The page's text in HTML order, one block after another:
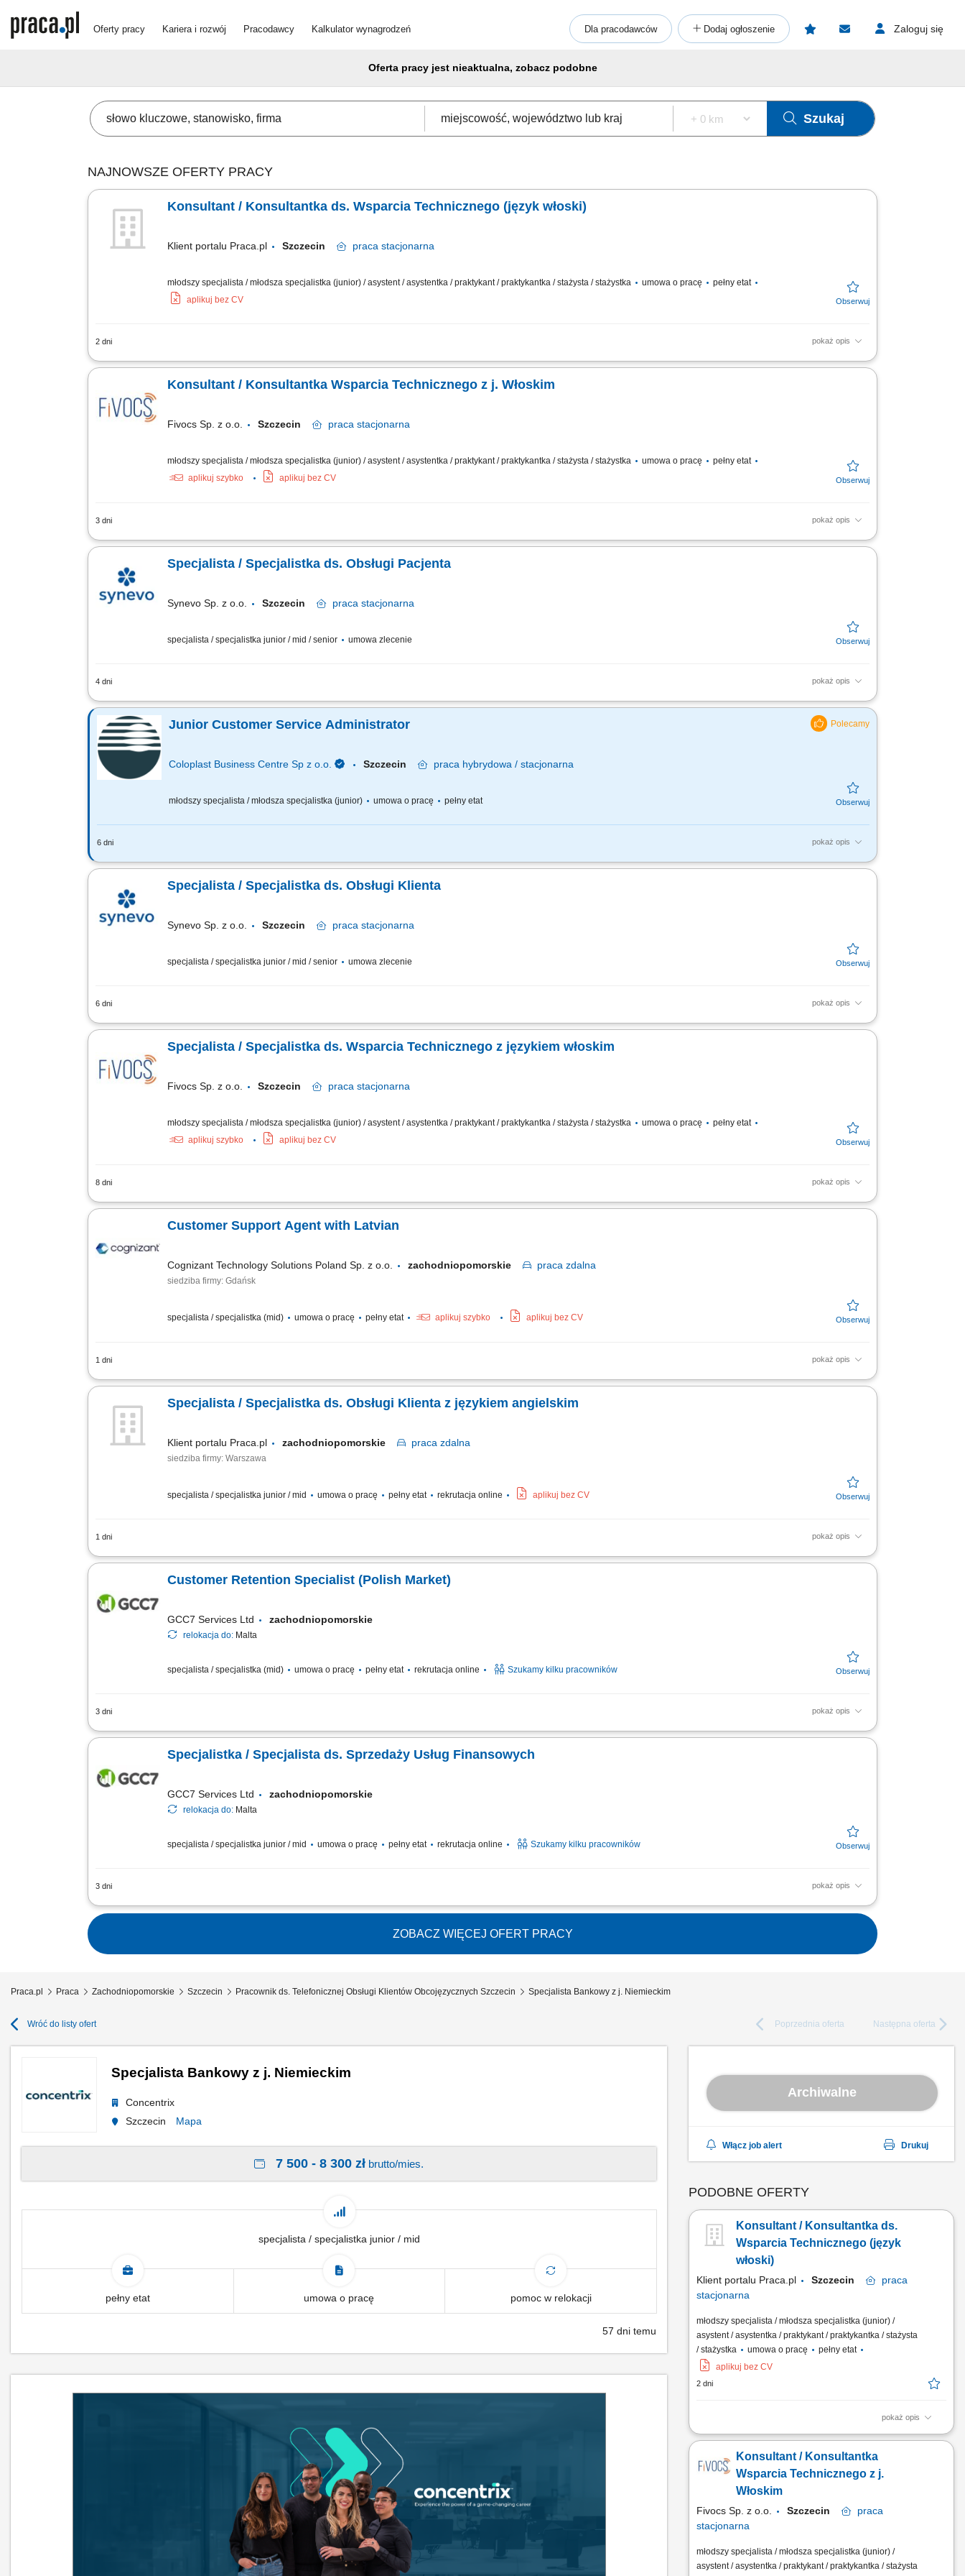
Oferty pracy Kariera i rozwój Pracodawcy Kalkulator wynagrodzeń Dla pracodawców Dodaj ogłoszenie Zaloguj się
Oferta pracy jest nieaktualna, zobacz podobne
Szukaj
NAJNOWSZE OFERTY PRACY
Konsultant / Konsultantka ds. Wsparcia Technicznego (język włoski)
Klient portalu Praca.pl Szczecin praca stacjonarna
młodszy specjalista / młodsza specjalistka (junior) / asystent / asystentka / praktykant / praktykantka / stażysta / stażystka umowa o pracę
pełny etat
aplikuj bez CV
2 dni pokaż opis
obsługa zgłoszeń technicznych klientów włoskojęzycznych poprzez telefon, e-mail i chat, diagnozowanie usterek oraz udzielanie skutecznych rozwiązań, prowadzenie
Konsultant / Konsultantka Wsparcia Technicznego z j. Włoskim
Fivocs Sp. z o.o. Szczecin praca stacjonarna
młodszy specjalista / młodsza specjalistka (junior) / asystent / asystentka / praktykant / praktykantka / stażysta / stażystka umowa o pracę
pełny etat
aplikuj szybko
aplikuj bez CV
3 dni pokaż opis
Opis stanowiska Udzielanie profesjonalnego wsparcia technicznego klientom w języku włoskim (telefon, e-mail, chat). Diagnozowanie i rozwiązywanie zgłaszanych
Specjalista / Specjalistka ds. Obsługi Pacjenta
Synevo Sp. z o.o. Szczecin praca stacjonarna
specjalista / specjalistka junior / mid / senior umowa zlecenie
4 dni pokaż opis
Opis stanowiska: zapewnianie profesjonalnej obsługi Pacjentów odwiedzających Punkt Pobrań udzielanie informacji o dostępnych usługach oraz aktualnych akcjach
Junior Customer Service Administrator
Coloplast Business Centre Sp z o.o. Szczecin praca hybrydowa / stacjonarna
młodszy specjalista / młodsza specjalistka (junior) umowa o pracę pełny etat
6 dni pokaż opis
Coloplast develops products and services that make life easier for people with very personal and private medical conditions. In Szczecin we are Business Centre
Specjalista / Specjalistka ds. Obsługi Klienta
Synevo Sp. z o.o. Szczecin praca stacjonarna
specjalista / specjalistka junior / mid / senior umowa zlecenie
6 dni pokaż opis
Opis stanowiska: Obsługa Pacjentów odwiedzających Punkt Pobrań; Aktywna sprzedaż produktów dodatkowych zgodnie z aktualną ofertą; Informowanie Pacjentów o
Specjalista / Specjalistka ds. Wsparcia Technicznego z językiem włoskim
Fivocs Sp. z o.o. Szczecin praca stacjonarna
młodszy specjalista / młodsza specjalistka (junior) / asystent / asystentka / praktykant / praktykantka / stażysta / stażystka umowa o pracę
pełny etat
aplikuj szybko
aplikuj bez CV
8 dni pokaż opis
Opis stanowiska Zapewnianie wsparcia technicznego klientom w języku włoskim za pośrednictwem telefonu, poczty elektronicznej oraz czatu. Analiza zgłoszeń i
Customer Support Agent with Latvian
Cognizant Technology Solutions Poland Sp. z o.o. zachodniopomorskie praca zdalna
siedziba firmy: Gdańsk
specjalista / specjalistka (mid) umowa o pracę pełny etat aplikuj szybko aplikuj bez CV
1 dni pokaż opis
What we do We are dedicated to helping the world's leading companies build stronger businesses — helping them go from doing digital to being digital. Cognizant
Specjalista / Specjalistka ds. Obsługi Klienta z językiem angielskim
Klient portalu Praca.pl zachodniopomorskie praca zdalna
siedziba firmy: Warszawa
specjalista / specjalistka junior / mid umowa o pracę pełny etat rekrutacja online aplikuj bez CV
1 dni pokaż opis
zapewnianie profesjonalnej obsługi klienta w języku angielskim udzielanie wsparcia w zakresie produktów, zamówień oraz kont użytkowników; odpowiadanie na
Customer Retention Specialist (Polish Market)
GCC7 Services Ltd zachodniopomorskie
relokacja do: Malta
specjalista / specjalistka (mid) umowa o pracę pełny etat rekrutacja online Szukamy kilku pracowników
3 dni pokaż opis
Twoje zadania: Prowadzenie rozmów telefonicznych z klientami zainteresowanymi ofertą. Doradztwo oraz sprzedaż usług związanych z edukacją finansową.
Specjalistka / Specjalista ds. Sprzedaży Usług Finansowych
GCC7 Services Ltd zachodniopomorskie
relokacja do: Malta
specjalista / specjalistka junior / mid umowa o pracę pełny etat rekrutacja online Szukamy kilku pracowników
3 dni pokaż opis
Zakres obowiązków: Telefoniczny kontakt z klientami zainteresowanymi produktami firmy. Sprzedaż usług finansowych oraz szkoleń z zakresu edukacji finansowej.
ZOBACZ WIĘCEJ OFERT PRACY
Praca.pl Praca Zachodniopomorskie Szczecin Pracownik ds. Telefonicznej Obsługi Klientów Obcojęzycznych Szczecin Specjalista Bankowy z j. Niemieckim
Wróć do listy ofert Poprzednia oferta Następna oferta
Specjalista Bankowy z j. Niemieckim
Concentrix
Szczecin
Mapa
7 500 - 8 300 zł brutto/mies.
specjalista / specjalistka junior / mid
pełny etat umowa o pracę pomoc w relokacji
57 dni temu
Archiwalne
Włącz job alert Drukuj
PODOBNE OFERTY
Konsultant / Konsultantka ds.
Wsparcia Technicznego (język
włoski)
Klient portalu Praca.pl Szczecin
praca
stacjonarna
młodszy specjalista / młodsza specjalistka (junior) /
asystent / asystentka / praktykant / praktykantka / stażysta
/ stażystka
umowa o pracę
pełny etat
aplikuj bez CV
2 dni
pokaż opis
obsługa zgłoszeń technicznych klientów włoskojęzycznych
udzielanie skutecznych rozwiązań, prowadzenie dokumentacji
zgłoszeń w systemie ticketowym, współpraca z zespołami
specjalistycznymi przy rozwiązywaniu bardziej złożonych...
Konsultant / Konsultantka
Wsparcia Technicznego z j.
Włoskim
Fivocs Sp. z o.o. Szczecin
praca
stacjonarna
młodszy specjalista / młodsza specjalistka (junior) /
asystent / asystentka / praktykant / praktykantka / stażysta